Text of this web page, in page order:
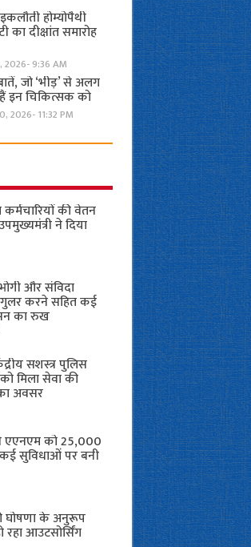
होम्योपैथी
का दीक्षांत समारोह
2026- 9:36 AM
जो ‘भीड़’ से अलग
इन चिकित्सक को
2026- 11:32 PM
की वेतन
ने दिया
और संविदा
करने सहित कई
का रुख
सशस्त्र पुलिस
मिला सेवा की
अवसर
एएनएम को 25,000
सुविधाओं पर बनी
घोषणा के अनुरूप
रहा आउटसोर्सिंग